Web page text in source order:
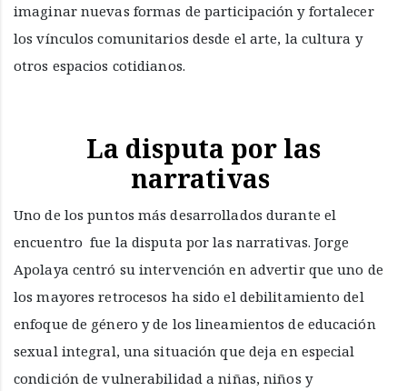
imaginar nuevas formas de participación y fortalecer
los vínculos comunitarios desde el arte, la cultura y
otros espacios cotidianos.
La disputa por las
narrativas
Uno de los puntos más desarrollados durante el
encuentro fue la disputa por las narrativas. Jorge
Apolaya centró su intervención en advertir que uno de
los mayores retrocesos ha sido el debilitamiento del
enfoque de género y de los lineamientos de educación
sexual integral, una situación que deja en especial
condición de vulnerabilidad a niñas, niños y